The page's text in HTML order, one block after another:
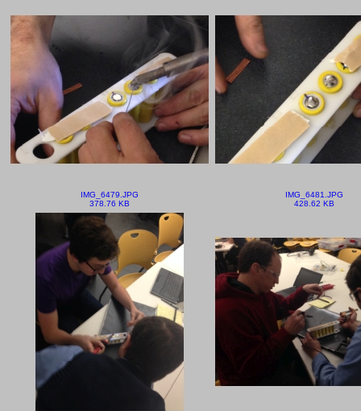
IMG_6479.JPG
378.76 KB
IMG_6481.JPG
428.62 KB